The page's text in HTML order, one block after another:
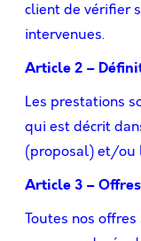
client de vériﬁer
intervenues.
Article 2 –
Les prestations
qui est décrit
(proposal) et/ou
Article 3 – Offres
Toutes nos